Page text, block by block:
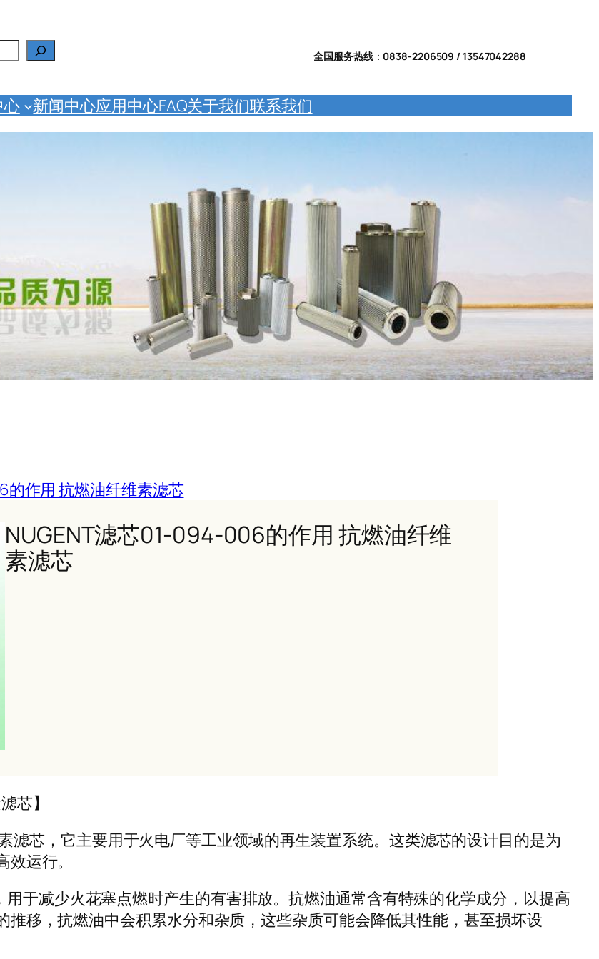
全国服务热线： 0838-2206509 / 13547042288
心 新闻中心应用中心FAQ关于我们联系我们
的作用 抗燃油纤维素滤芯
NUGENT滤芯01-094-006的作用 抗燃油纤维
素滤芯
芯】
芯，它主要用于火电厂等工业领域的再生装置系统。这类滤芯的设计目的是为
运行。
于减少火花塞点燃时产生的有害排放。抗燃油通常含有特殊的化学成分，以提高
移，抗燃油中会积累水分和杂质，这些杂质可能会降低其性能，甚至损坏设